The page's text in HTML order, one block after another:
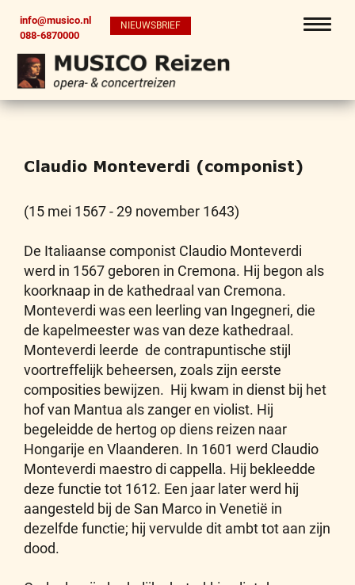
info@musico.nl
088-6870000
NIEUWSBRIEF
Claudio Monteverdi (componist)
(15 mei 1567 - 29 november 1643)
De Italiaanse componist Claudio Monteverdi
werd in 1567 geboren in Cremona. Hij begon als
koorknaap in de kathedraal van Cremona.
Monteverdi was een leerling van Ingegneri, die
de kapelmeester was van deze kathedraal.
Monteverdi leerde de contrapuntische stijl
voortreffelijk beheersen, zoals zijn eerste
composities bewijzen. Hij kwam in dienst bij het
hof van Mantua als zanger en violist. Hij
begeleidde de hertog op diens reizen naar
Hongarije en Vlaanderen. In 1601 werd Claudio
Monteverdi maestro di cappella. Hij bekleedde
deze functie tot 1612. Een jaar later werd hij
aangesteld bij de San Marco in Venetië in
dezelfde functie; hij vervulde dit ambt tot aan zijn
dood.